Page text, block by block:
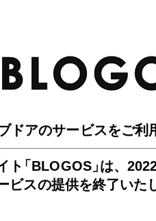
ドアのサービスをご利
ト「BLOGOS」は、
ビスの提供を終了いた